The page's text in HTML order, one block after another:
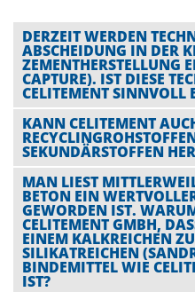
DERZEIT WERDEN
ABSCHEIDUNG IN DER
ZEMENTHERSTELLUNG
CAPTURE). IST DIESE
CELITEMENT SINNVOLL
KANN CELITEMENT
SEKUNDÄRSTOFFEN
MAN LIEST
BETON EIN
GEWORDEN IST.
CELITEMENT GMBH,
EINEM KALKREICHEN
SILIKATREICHEN
BINDEMITTEL WIE
IST?